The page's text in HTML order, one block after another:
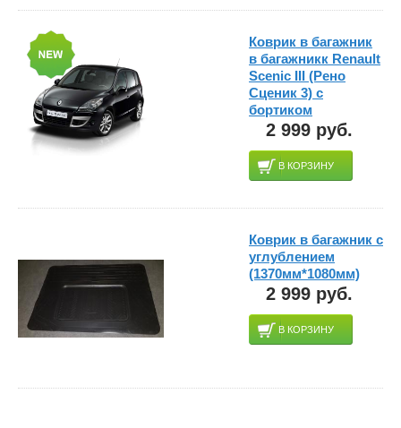
Коврик в багажник
в багажникк Renault
Scenic III (Рено
Сценик 3) с
бортиком
2 999 руб.
В КОРЗИНУ
Коврик в багажник с
углублением
(1370мм*1080мм)
2 999 руб.
В КОРЗИНУ